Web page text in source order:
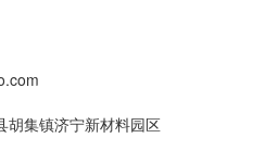
胡集镇济宁新材料园区